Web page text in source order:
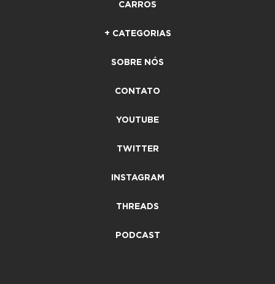
CARROS
+ CATEGORIAS
SOBRE NÓS
CONTATO
YOUTUBE
TWITTER
INSTAGRAM
THREADS
PODCAST